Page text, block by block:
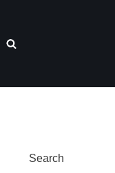
Search